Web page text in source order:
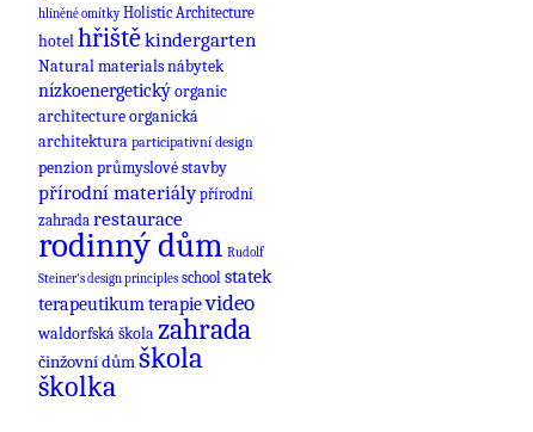
hliněné omítky Holistic Architecture
hotelhřištěkindergarten
Natural materials nábytek
nízkoenergetickýorganic
architectureorganická
architektura participativní design
penzion průmyslové stavby
přírodní materiály přírodní
zahrada restaurace
rodinný dům Rudolf
Steiner's design principles school statek
terapeutikumterapievideo
waldorfská škola zahrada
činžovní důmškola
školka